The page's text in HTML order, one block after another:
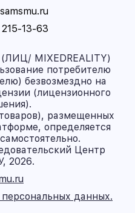
13-63
MIXEDREALITY)
потребителю
безвозмездно на
(лицензионного
размещенных
определяется
Центр
2026.
данных.